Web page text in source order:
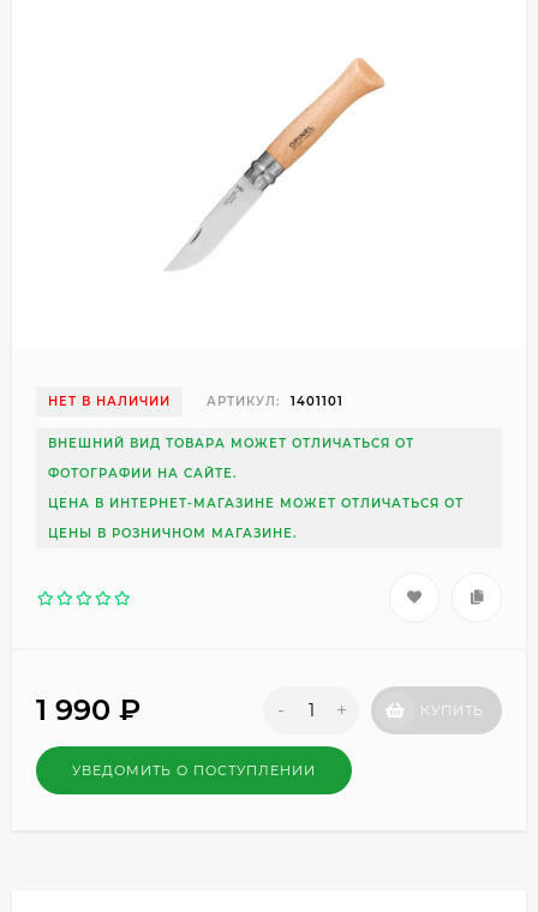
НЕТ В НАЛИЧИИ АРТИКУЛ: 1401101
ВНЕШНИЙ ВИД ТОВАРА МОЖЕТ ОТЛИЧАТЬСЯ ОТ
ФОТОГРАФИИ НА САЙТЕ.
ЦЕНА В ИНТЕРНЕТ-МАГАЗИНЕ МОЖЕТ ОТЛИЧАТЬСЯ ОТ
ЦЕНЫ В РОЗНИЧНОМ МАГАЗИНЕ.
1 990 ₽ - + КУПИТЬ
УВЕДОМИТЬ О ПОСТУПЛЕНИИ